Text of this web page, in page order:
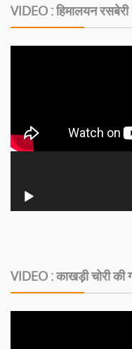
VIDEO : हिमालयन
VIDEO : काखड़ी चोरी की